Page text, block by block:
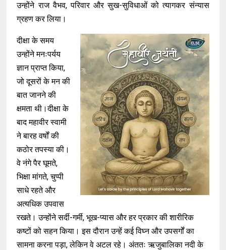
उन्होंने राज वैभव, परिवार और सुख-सुविधाओं को त्यागकर संन्यास
ग्रहण कर लिया।
दीक्षा के समय
उन्होंने मनःपर्यय
ज्ञान प्राप्त किया,
जो दूसरों के मन की
बात जानने की
क्षमता थी।दीक्षा के
बाद महावीर स्वामी
ने बारह वर्षों की
कठोर तपस्या की।
वे नंगे पैर घूमते,
भिक्षा मांगते, चुप्पी
साधे रहते और
अत्यधिक उपवास
रखते। उन्होंने सर्दी-गर्मी, भूख-प्यास और हर प्रकार की शारीरिक
कष्टों को सहन किया। इस दौरान उन्हें कई विघ्न और उपसर्गों का
सामना करना पड़ा, लेकिन वे अटल रहे। अंततः ऋजुबालिका नदी के